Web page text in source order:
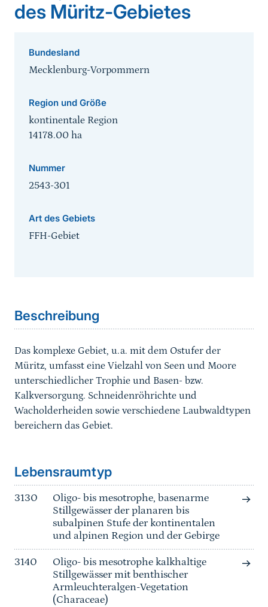
des Müritz-Gebietes
Bundesland
Mecklenburg-Vorpommern
Region und Größe
kontinentale Region
14178.00 ha
Nummer
2543-301
Art des Gebiets
FFH-Gebiet
Beschreibung
Das komplexe Gebiet, u.a. mit dem Ostufer der
Müritz, umfasst eine Vielzahl von Seen und Moore
unterschiedlicher Trophie und Basen- bzw.
Kalkversorgung. Schneidenröhrichte und
Wacholderheiden sowie verschiedene Laubwaldtypen
bereichern das Gebiet.
Lebensraumtyp
3130
Oligo- bis mesotrophe, basenarme
Stillgewässer der planaren bis
subalpinen Stufe der kontinentalen
und alpinen Region und der Gebirge
3140
Oligo- bis mesotrophe kalkhaltige
Stillgewässer mit benthischer
Armleuchteralgen-Vegetation
(Characeae)